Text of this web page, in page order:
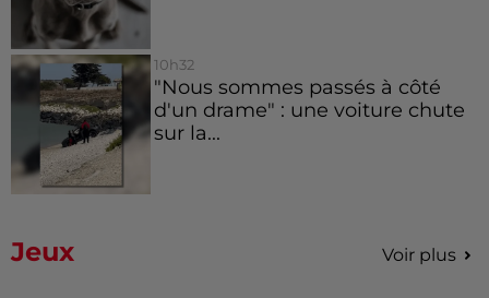
10h32
"Nous sommes passés à côté
d'un drame" : une voiture chute
sur la...
Jeux Voir plus